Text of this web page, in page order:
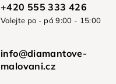
+420 555 333 426
Volejte po - pá 9:00 - 15:00
info@diamantove-
malovani.cz